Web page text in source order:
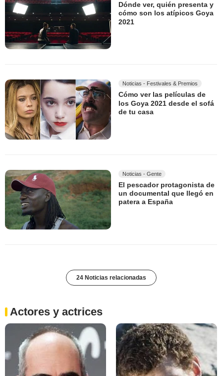
Dónde ver, quién presenta y
cómo son los atípicos Goya
2021
Noticias - Festivales & Premios
Cómo ver las películas de
los Goya 2021 desde el sofá
de tu casa
Noticias - Gente
El pescador protagonista de
un documental que llegó en
patera a España
24 Noticias relacionadas
Actores y actrices